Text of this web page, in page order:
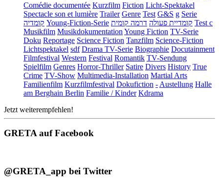
Comédie documentée Kurzfilm Fiction Licht-Spektakel
Spectacle son et lumière Trailer Genre Test G&S g Serie
קומדיה Young-Fiction-Serie קומדיית פעולה דרמה קומית
Test c
Musikfilm Musikdokumentation Young Fiction TV-Serie
Doku Reportage Science Fiction Tanzfilm Science-Fiction
Lichtspektakel sdf Drama TV-Serie Biographie Docutainment
Filmfestival Western Festival Romantik TV-Sendung
Spielfilm Genres Horror-Thriller Satire Divers History True
Crime TV-Show Multimedia-Installation Martial Arts
Familienfilm Kurzfilmfestival Dokufiction - Austellung Halle
am Berghain Berlin Familie / Kinder Kdrama
Jetzt weiterempfehlen!
GRETA auf Facebook
@GRETA_app bei Twitter